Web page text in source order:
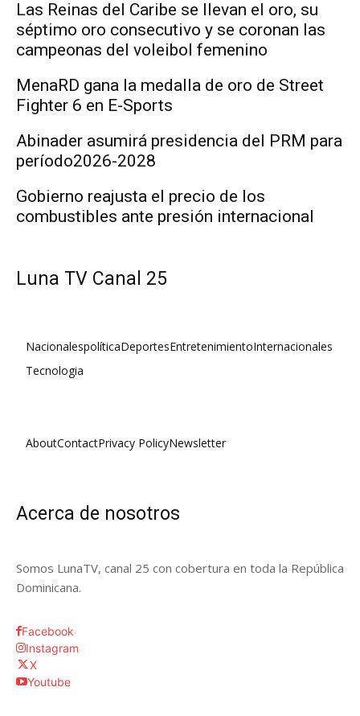
Las Reinas del Caribe se llevan el oro, su
séptimo oro consecutivo y se coronan las
campeonas del voleibol femenino
MenaRD gana la medalla de oro de Street
Fighter 6 en E-Sports
Abinader asumirá presidencia del PRM para
período2026-2028
Gobierno reajusta el precio de los
combustibles ante presión internacional
Luna TV Canal 25
NacionalespolíticaDeportesEntretenimientoInternacionales
Tecnologia
AboutContactPrivacy PolicyNewsletter
Acerca de nosotros
Somos LunaTV, canal 25 con cobertura en toda la República
Dominicana.
Facebook
Instagram
X
Youtube